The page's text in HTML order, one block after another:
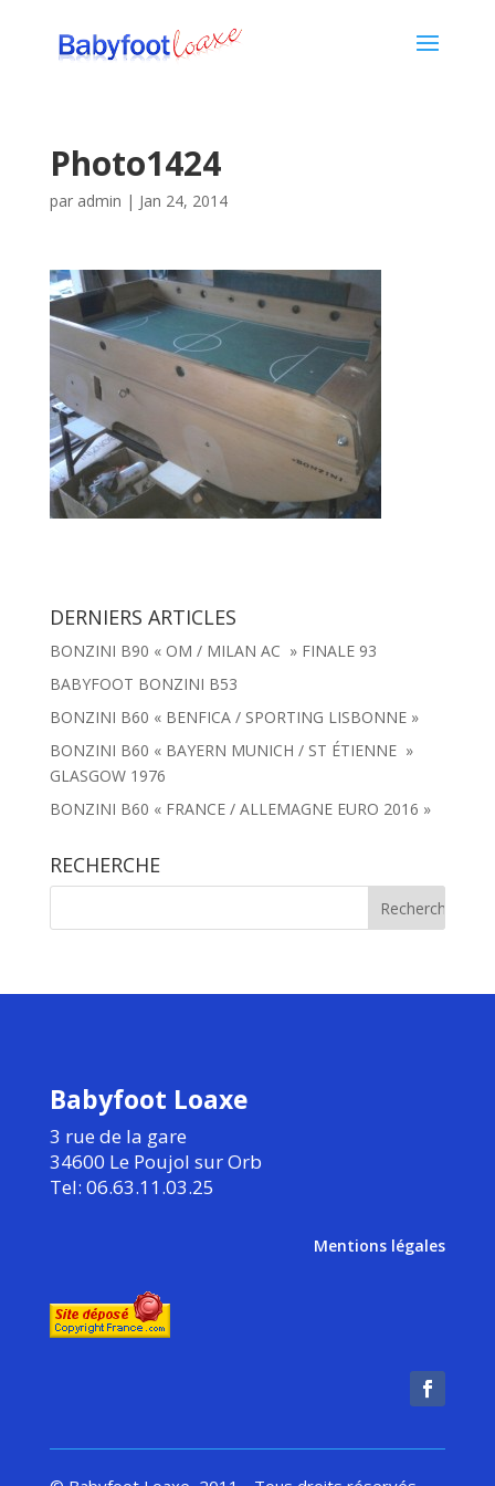
Photo1424
par admin | Jan 24, 2014
DERNIERS ARTICLES
BONZINI B90 « OM / MILAN AC » FINALE 93
BABYFOOT BONZINI B53
BONZINI B60 « BENFICA / SPORTING LISBONNE »
BONZINI B60 « BAYERN MUNICH / ST ÉTIENNE »
GLASGOW 1976
BONZINI B60 « FRANCE / ALLEMAGNE EURO 2016 »
RECHERCHE
Babyfoot Loaxe
3 rue de la gare
34600 Le Poujol sur Orb
Tel: 06.63.11.03.25
Mentions légales